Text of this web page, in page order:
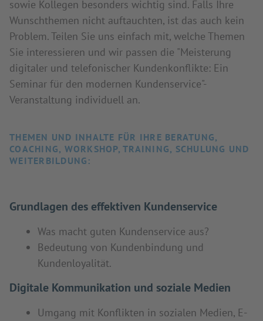
sowie Kollegen besonders wichtig sind. Falls Ihre
Wunschthemen nicht auftauchten, ist das auch kein
Problem. Teilen Sie uns einfach mit, welche Themen
Sie interessieren und wir passen die "Meisterung
digitaler und telefonischer Kundenkonflikte: Ein
Seminar für den modernen Kundenservice"-
Veranstaltung individuell an.
THEMEN UND INHALTE FÜR IHRE BERATUNG,
COACHING, WORKSHOP, TRAINING, SCHULUNG UND
WEITERBILDUNG:
Grundlagen des effektiven Kundenservice
Was macht guten Kundenservice aus?
Bedeutung von Kundenbindung und
Kundenloyalität.
Digitale Kommunikation und soziale Medien
Umgang mit Konflikten in sozialen Medien, E-